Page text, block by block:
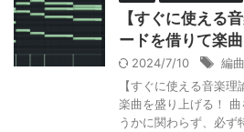
【すぐに使える
ードを借りて楽
2024/7/10 編曲
【すぐに使える音楽
楽曲を盛り上げる！
うかに関わらず、必ず